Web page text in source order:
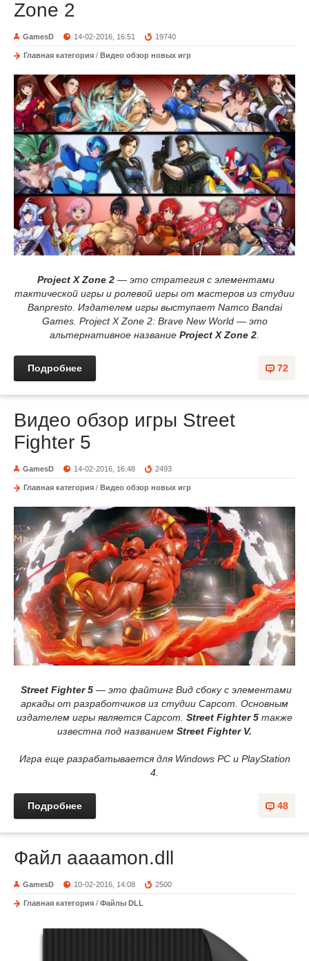
Zone 2
GamesD 14-02-2016, 16:51 19740
Главная категория / Видео обзор новых игр
Project X Zone 2 — это стратегия с элементами
тактической игры и ролевой игры от мастеров из студии
Banpresto. Издателем игры выступает Namco Bandai
Games. Project X Zone 2: Brave New World — это
альтернативное название Project X Zone 2.
72
Подробнее
Видео обзор игры Street
Fighter 5
GamesD 14-02-2016, 16:48 2493
Главная категория / Видео обзор новых игр
Street Fighter 5— это файтинг Вид сбоку с элементами
аркады от разработчиков из студии Capcom. Основным
издателем игры является Capcom. Street Fighter 5 также
известна под названием Street Fighter V.
Игра еще разрабатывается для Windows PC и PlayStation
4.
48
Подробнее
Файл aaaamon.dll
GamesD 10-02-2016, 14:08 2500
Главная категория / Файлы DLL